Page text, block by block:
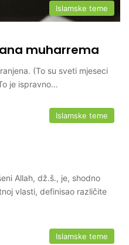
Islamske teme
muharrema
(To su sveti mjeseci
je ispravno…
Islamske teme
Allah, dž.š., je, shodno
vlasti, definisao različite
Islamske teme